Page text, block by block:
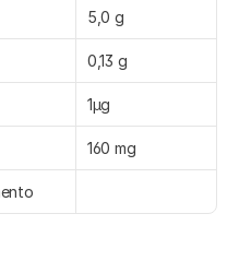
5,0 g
0,13 g
1µg
160 mg